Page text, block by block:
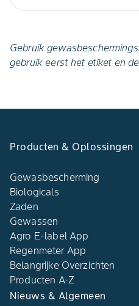
Gebruik
gebruik eerst het etiket en
Producten & Oplossingen
Gewasbescherming
Biologicals
Zaden
Gewassen
Agro E-label App
Regenmeter App
Belangrijke Overzichten
Producten A-Z
Nieuws & Algemeen